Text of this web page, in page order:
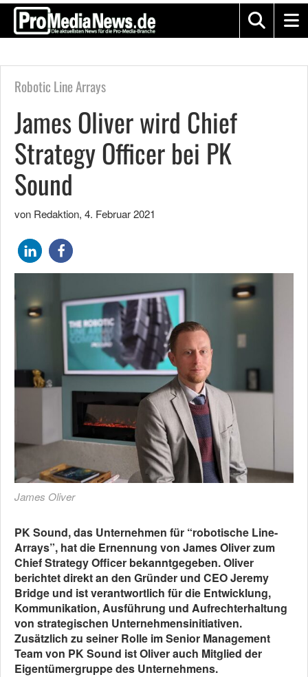
Robotic Line Arrays
James Oliver wird Chief
Strategy Officer bei PK
Sound
von Redaktion, 4. Februar 2021
James Oliver
PK Sound, das Unternehmen für “robotische Line-
Arrays”, hat die Ernennung von James Oliver zum
Chief Strategy Officer bekanntgegeben. Oliver
berichtet direkt an den Gründer und CEO Jeremy
Bridge und ist verantwortlich für die Entwicklung,
Kommunikation, Ausführung und Aufrechterhaltung
von strategischen Unternehmensinitiativen.
Zusätzlich zu seiner Rolle im Senior Management
Team von PK Sound ist Oliver auch Mitglied der
Eigentümergruppe des Unternehmens.